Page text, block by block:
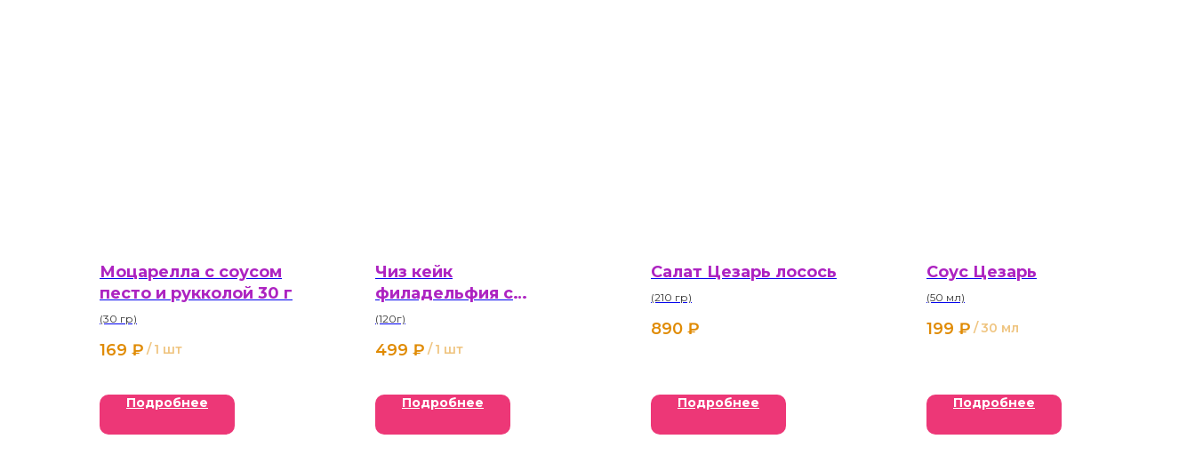
Моцарелла с соусом
песто и рукколой 30 г
(30 гр)
169 ₽ / 1 шт
Подробнее
Чиз кейк
филадельфия с
сезонными ягодами
(120г)
499 ₽ / 1 шт
Подробнее
Салат Цезарь лосось
(210 гр)
890 ₽
Подробнее
Соус Цезарь
(50 мл)
199 ₽ /30 мл
Подробнее